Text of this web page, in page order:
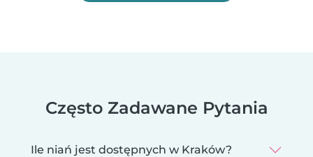
Często Zadawane Pytania
Ile niań jest dostępnych w Kraków?